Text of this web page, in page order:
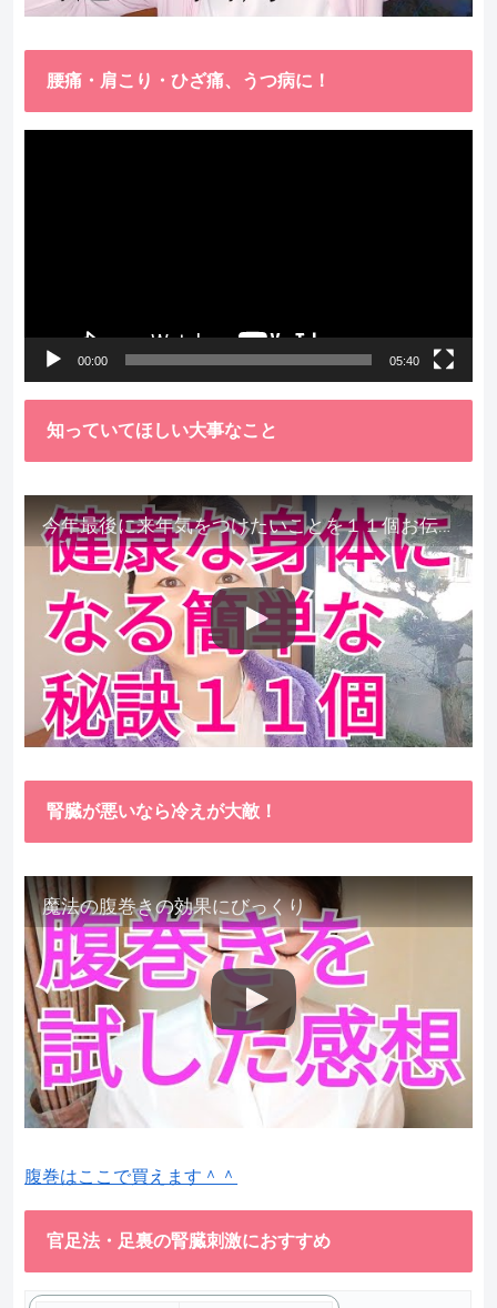
腰痛・肩こり・ひざ痛、うつ病に！
00:00 05:40
知っていてほしい大事なこと
今年最後に来年気をつけたいことを１１個お伝えします。
腎臓が悪いなら冷えが大敵！
魔法の腹巻きの効果にびっくり
腹巻はここで買えます＾＾
官足法・足裏の腎臓刺激におすすめ